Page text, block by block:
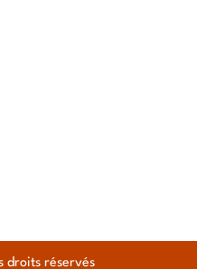
droits réservés